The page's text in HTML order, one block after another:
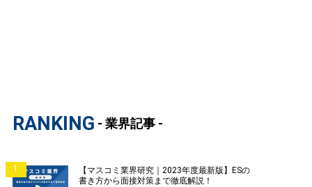
RANKING - 業界記事 -
1
【マスコミ業界研究｜2023年度最新版】ESの
書き方から面接対策まで徹底解説！